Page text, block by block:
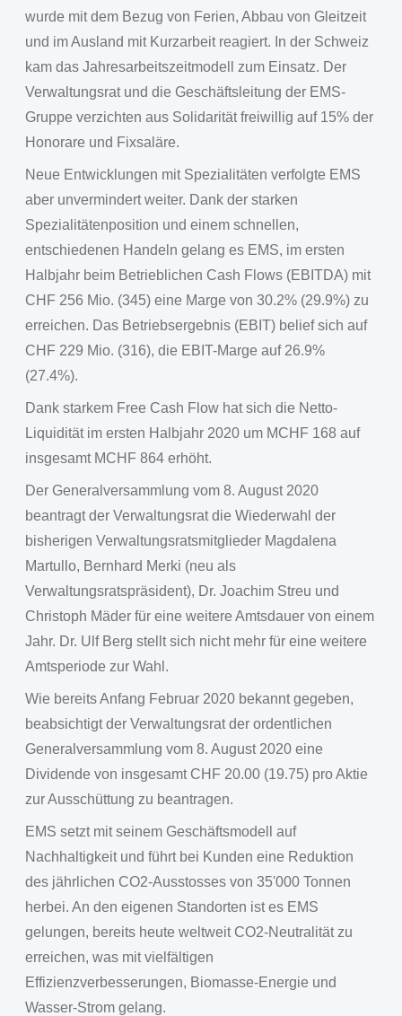
wurde mit dem Bezug von Ferien, Abbau von Gleitzeit
und im Ausland mit Kurzarbeit reagiert. In der Schweiz
kam das Jahresarbeitszeitmodell zum Einsatz. Der
Verwaltungsrat und die Geschäftsleitung der EMS-
Gruppe verzichten aus Solidarität freiwillig auf 15% der
Honorare und Fixsaläre.
Neue Entwicklungen mit Spezialitäten verfolgte EMS
aber unvermindert weiter. Dank der starken
Spezialitätenposition und einem schnellen,
entschiedenen Handeln gelang es EMS, im ersten
Halbjahr beim Betrieblichen Cash Flows (EBITDA) mit
CHF 256 Mio. (345) eine Marge von 30.2% (29.9%) zu
erreichen. Das Betriebsergebnis (EBIT) belief sich auf
CHF 229 Mio. (316), die EBIT-Marge auf 26.9%
(27.4%).
Dank starkem Free Cash Flow hat sich die Netto-
Liquidität im ersten Halbjahr 2020 um MCHF 168 auf
insgesamt MCHF 864 erhöht.
Der Generalversammlung vom 8. August 2020
beantragt der Verwaltungsrat die Wiederwahl der
bisherigen Verwaltungsratsmitglieder Magdalena
Martullo, Bernhard Merki (neu als
Verwaltungsratspräsident), Dr. Joachim Streu und
Christoph Mäder für eine weitere Amtsdauer von einem
Jahr. Dr. Ulf Berg stellt sich nicht mehr für eine weitere
Amtsperiode zur Wahl.
Wie bereits Anfang Februar 2020 bekannt gegeben,
beabsichtigt der Verwaltungsrat der ordentlichen
Generalversammlung vom 8. August 2020 eine
Dividende von insgesamt CHF 20.00 (19.75) pro Aktie
zur Ausschüttung zu beantragen.
EMS setzt mit seinem Geschäftsmodell auf
Nachhaltigkeit und führt bei Kunden eine Reduktion
des jährlichen CO2-Ausstosses von 35'000 Tonnen
herbei. An den eigenen Standorten ist es EMS
gelungen, bereits heute weltweit CO2-Neutralität zu
erreichen, was mit vielfältigen
Effizienzverbesserungen, Biomasse-Energie und
Wasser-Strom gelang.